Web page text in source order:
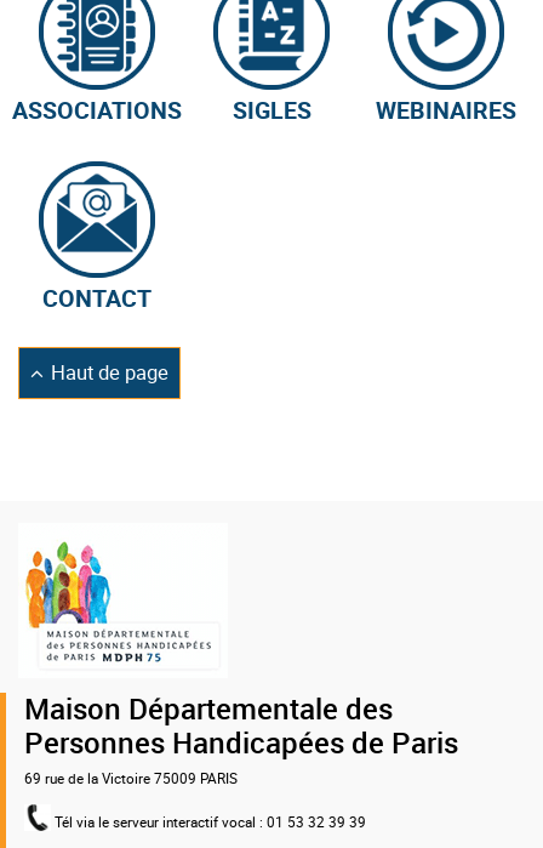
ASSOCIATIONS SIGLES WEBINAIRES
CONTACT
Retourner
en
Haut de page
Logo
de
la
MDPH
Maison Départementale des
Personnes Handicapées de Paris
69 rue de la Victoire 75009 PARIS
Tél via le serveur interactif vocal : 01 53 32 39 39